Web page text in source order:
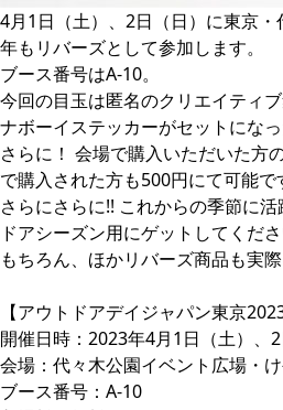
4月1日（土）、2日（日）に東京
年もリバーズとして参加します。
ブース番号はA-10。
今回の目玉は匿名のクリエイティ
ナボーイステッカーがセットにな
さらに！ 会場で購入いただいた方の
で購入された方も500円にて可能で
さらにさらに!! これからの季節に
ドアシーズン用にゲットしてくださ
もちろん、ほかリバーズ商品も実
【アウトドアデイジャパン東京2023
開催日時：2023年4月1日（土）、
会場：代々木公園イベント広場・
ブース番号：A-10